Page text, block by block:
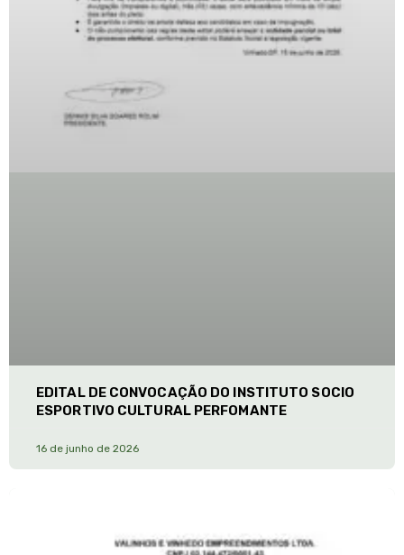
EDITAL DE CONVOCAÇÃO DO INSTITUTO SOCIO
ESPORTIVO CULTURAL PERFOMANTE
16 de junho de 2026